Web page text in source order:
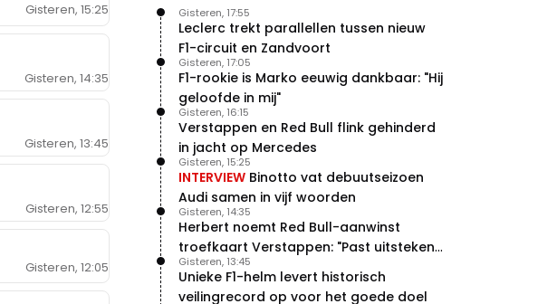
Gisteren, 15:25
Gisteren, 14:35
Gisteren, 13:45
Gisteren, 12:55
Gisteren, 12:05
Leclerc trekt parallellen tussen nieuw
F1-circuit en Zandvoort
Gisteren, 17:55
F1-rookie is Marko eeuwig dankbaar: "Hij
geloofde in mij"
Gisteren, 17:05
Verstappen en Red Bull flink gehinderd
in jacht op Mercedes
Gisteren, 16:15
INTERVIEW Binotto vat debuutseizoen
Audi samen in vijf woorden
Gisteren, 15:25
Herbert noemt Red Bull-aanwinst
troefkaart Verstappen: "Past uitstekend
bij Red Bull"
Gisteren, 14:35
Unieke F1-helm levert historisch
veilingrecord op voor het goede doel
Gisteren, 13:45